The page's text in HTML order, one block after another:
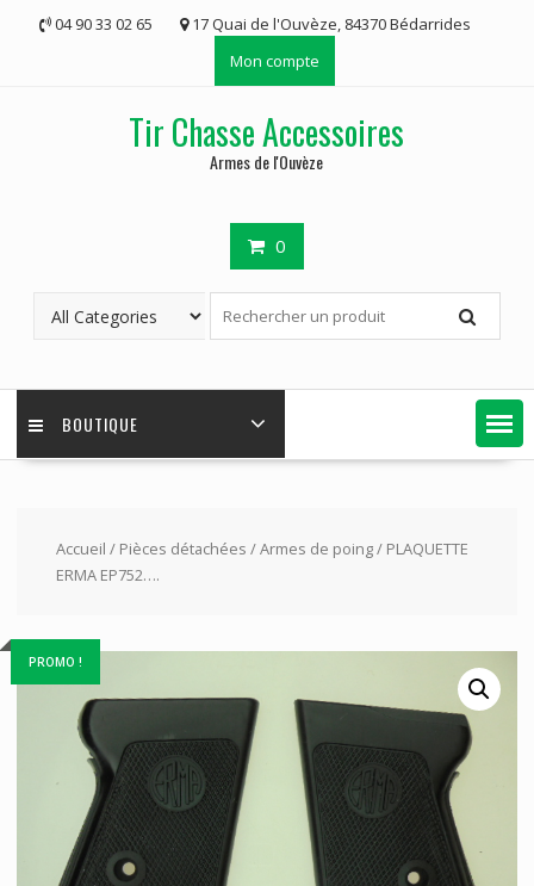
04 90 33 02 65
17 Quai de l'Ouvèze, 84370 Bédarrides
Mon compte
Tir Chasse Accessoires
Armes de l'Ouvèze
0
BOUTIQUE
Accueil / Pièces détachées /Armes de poing/ PLAQUETTE
ERMA EP752….
PROMO !